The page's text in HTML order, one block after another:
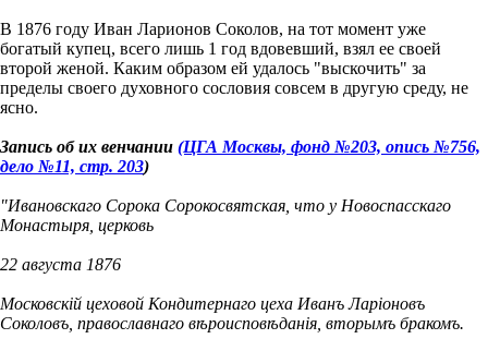
В 1876 году Иван Ларионов Соколов, на тот момент уже
богатый купец, всего лишь 1 год вдовевший, взял ее своей
второй женой. Каким образом ей удалось "выскочить" за
пределы своего духовного сословия совсем в другую среду, не
ясно.
Запись об их венчании (ЦГА Москвы, фонд №203, опись №756,
дело №11, стр. 203)
"Ивановскаго Сорока Сорокосвятская, что у Новоспасскаго
Монастыря, церковь
22 августа 1876
Московскій цеховой Кондитернаго цеха Иванъ Ларіоновъ
Соколовъ, православнаго вѣроисповѣданія, вторымъ бракомъ.